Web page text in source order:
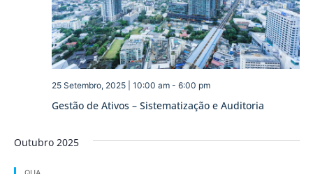
Gestão de Ativos – Sistematização e Auditoria
25 Setembro, 2025 | 10:00 am- 6:00 pm
Outubro 2025